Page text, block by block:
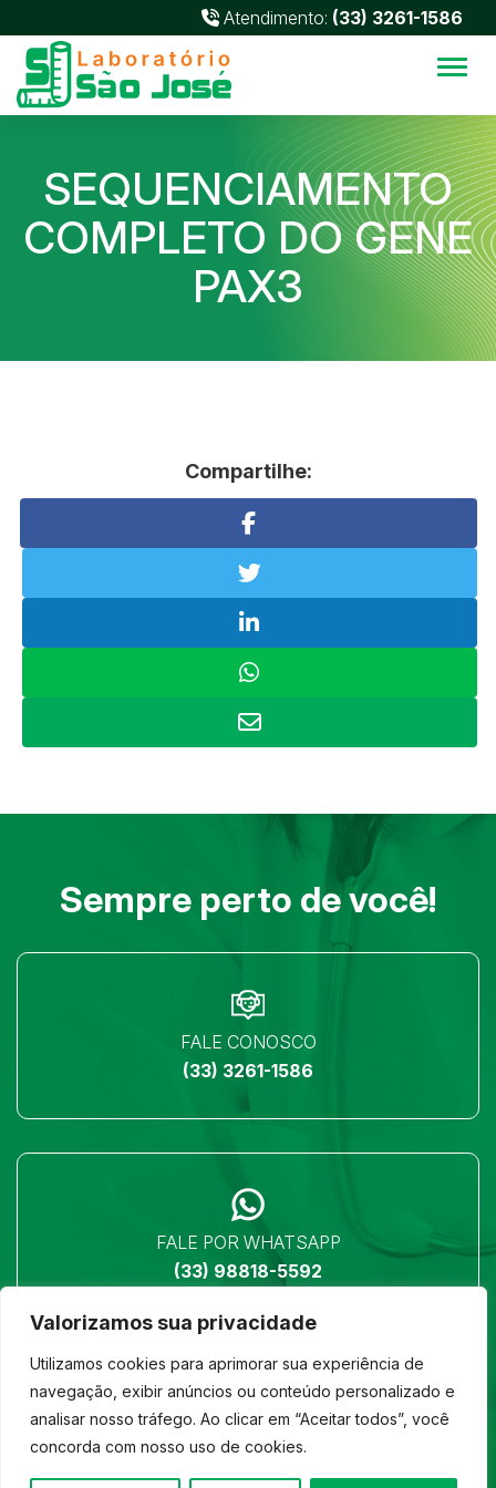
Valorizamos sua privacidade
Utilizamos cookies para aprimorar sua experiência de
navegação, exibir anúncios ou conteúdo personalizado e
analisar nosso tráfego. Ao clicar em “Aceitar todos”, você
concorda com nosso uso de cookies.
Atendimento: (33) 3261-1586
SEQUENCIAMENTO
COMPLETO DO GENE
PAX3
Compartilhe:
Sempre perto de você!
FALE CONOSCO
(33) 3261-1586
FALE POR WHATSAPP
(33) 98818-5592
LOCALIZAÇÃO